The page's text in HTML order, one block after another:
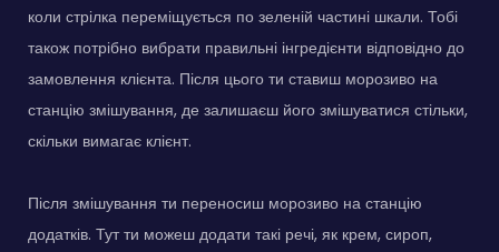
коли стрілка переміщується по зеленій частині шкали. Тобі
також потрібно вибрати правильні інгредієнти відповідно до
замовлення клієнта. Після цього ти ставиш морозиво на
станцію змішування, де залишаєш його змішуватися стільки,
скільки вимагає клієнт.
Після змішування ти переносиш морозиво на станцію
додатків. Тут ти можеш додати такі речі, як крем, сироп,